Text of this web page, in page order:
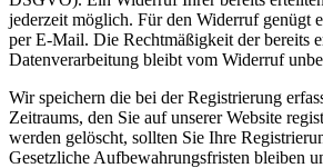
jederzeit möglich. Für den Widerruf genügt
per E-Mail. Die Rechtmäßigkeit der bereits
Datenverarbeitung bleibt vom Widerruf
Wir speichern die bei der Registrierung
Zeitraums, den Sie auf unserer Website
werden gelöscht, sollten Sie Ihre
Gesetzliche Aufbewahrungsfristen bleiben